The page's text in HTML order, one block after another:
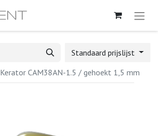
Standaard prijslijst
Kerator CAM38AN-1.5 / gehoekt 1,5 mm